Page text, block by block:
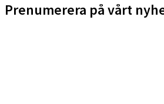
Prenumerera på vårt